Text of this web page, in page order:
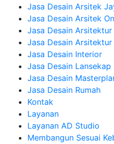
Jasa Desain Arsitek
Jasa Desain Arsitek
Jasa Desain Arsitektur
Jasa Desain
Jasa Desain Interior
Jasa Desain Lansekap
Jasa Desain
Jasa Desain Rumah
Kontak
Layanan
Layanan AD Studio
Membangun Sesuai